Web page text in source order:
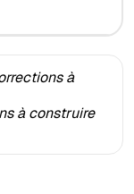
à
à construire